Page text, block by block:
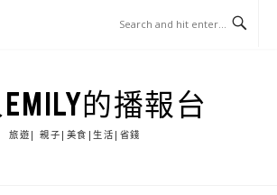
的播報台
旅遊| 親子|美食|生活|省錢